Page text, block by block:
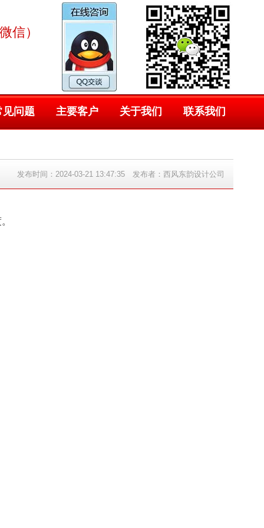
信）
见问题 主要客户 关于我们 联系我们
发布时间：2024-03-21 13:47:35 发布者：西风东韵设计公司